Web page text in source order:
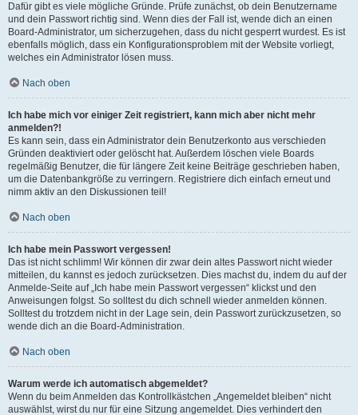
Dafür gibt es viele mögliche Gründe. Prüfe zunächst, ob dein Benutzername
und dein Passwort richtig sind. Wenn dies der Fall ist, wende dich an einen
Board-Administrator, um sicherzugehen, dass du nicht gesperrt wurdest. Es ist
ebenfalls möglich, dass ein Konfigurationsproblem mit der Website vorliegt,
welches ein Administrator lösen muss.
Nach oben
Ich habe mich vor einiger Zeit registriert, kann mich aber nicht mehr
anmelden?!
Es kann sein, dass ein Administrator dein Benutzerkonto aus verschieden
Gründen deaktiviert oder gelöscht hat. Außerdem löschen viele Boards
regelmäßig Benutzer, die für längere Zeit keine Beiträge geschrieben haben,
um die Datenbankgröße zu verringern. Registriere dich einfach erneut und
nimm aktiv an den Diskussionen teil!
Nach oben
Ich habe mein Passwort vergessen!
Das ist nicht schlimm! Wir können dir zwar dein altes Passwort nicht wieder
mitteilen, du kannst es jedoch zurücksetzen. Dies machst du, indem du auf der
Anmelde-Seite auf „Ich habe mein Passwort vergessen“ klickst und den
Anweisungen folgst. So solltest du dich schnell wieder anmelden können.
Solltest du trotzdem nicht in der Lage sein, dein Passwort zurückzusetzen, so
wende dich an die Board-Administration.
Nach oben
Warum werde ich automatisch abgemeldet?
Wenn du beim Anmelden das Kontrollkästchen „Angemeldet bleiben“ nicht
auswählst, wirst du nur für eine Sitzung angemeldet. Dies verhindert den